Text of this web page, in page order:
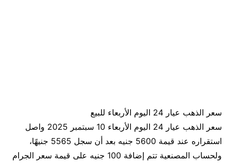
سعر الذهب عيار 24 اليوم الأربعاء للبيع
سعر الذهب عيار 24 اليوم الأربعاء 10 سبتمبر 2025 واصل
استقراره عند قيمة 5600 جنيه بعد أن سجل 5565 جنيهًا،
ولحساب المصنعية تتم إضافة 100 جنيه على قيمة سعر الجرام